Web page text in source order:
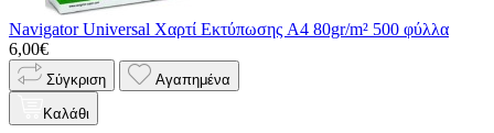
Navigator Universal Χαρτί Εκτύπωσης A4 80gr/m² 500 φύλλα
6,00€
Σύγκριση Αγαπημένα
Καλάθι